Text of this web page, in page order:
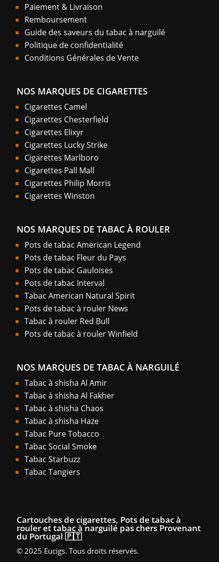
Paiement & Livraison
Remboursement
Guide des saveurs du tabac à narguilé
Politique de confidentialité
Conditions Générales de Vente
NOS MARQUES DE CIGARETTES
Cigarettes Camel
Cigarettes Chesterfield
Cigarettes Elixyr
Cigarettes Lucky Strike
Cigarettes Marlboro
Cigarettes Pall Mall
Cigarettes Philip Morris
Cigarettes Winston
NOS MARQUES DE TABAC À ROULER
Pots de tabac American Legend
Pots de tabac Fleur du Pays
Pots de tabac Gauloises
Pots de tabac Interval
Tabac American Natural Spirit
Pots de tabac à rouler News
Tabac à rouler Red Bull
Pots de tabac à rouler Winfield
NOS MARQUES DE TABAC À NARGUILÉ
Tabac à shisha Al Amir
Tabac à shisha Al Fakher
Tabac à shisha Chaos
Tabac à shisha Haze
Tabac Pure Tobacco
Tabac Social Smoke
Tabac Starbuzz
Tabac Tangiers
Cartouches de cigarettes, Pots de tabac à
rouler et tabac à narguilé pas chers Provenant
du Portugal 🇵🇹
© 2025 Eucigs. Tous droits réservés.